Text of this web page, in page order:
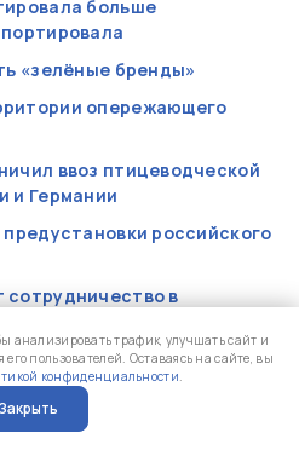
больше
«зелёные бренды»
опережающего
ввоз птицеводческой
и Германии
российского
в
ГМО семенам ограничат
анализировать трафик, улучшать сайт и
пользователей. Оставаясь на сайте, вы
конфиденциальности.
Закрыть